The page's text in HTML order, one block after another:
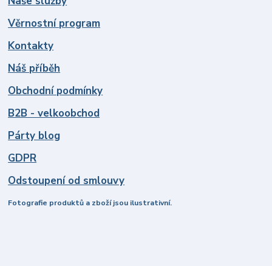
Věrnostní program
Kontakty
Náš příběh
Obchodní podmínky
B2B - velkoobchod
Párty blog
GDPR
Odstoupení od smlouvy
Fotografie produktů a zboží jsou ilustrativní.